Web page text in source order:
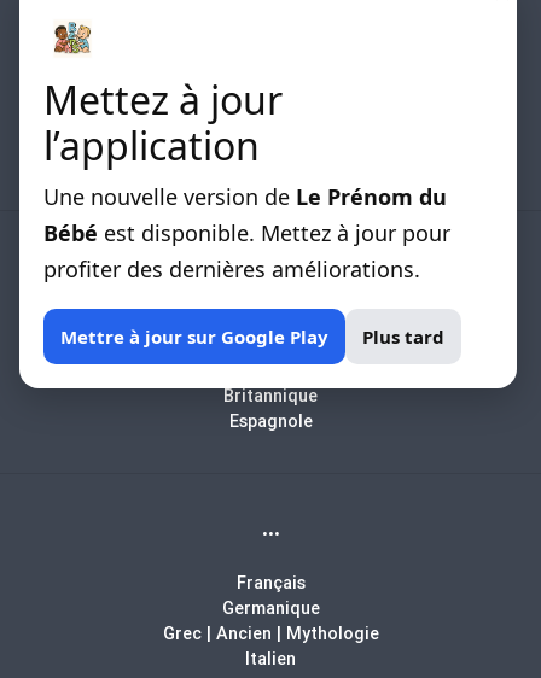
Mettez à jour
l’application
Une nouvelle version de Le Prénom du
Bébé est disponible. Mettez à jour pour
profiter des dernières améliorations.
Mettre à jour sur Google Play Plus tard
Les differentes listes de prénoms classées par
origines sont disponibles.
LISTE DE PRENOMS
Arabe
Biblique
Britannique
Espagnole
...
Français
Germanique
Grec | Ancien | Mythologie
Italien